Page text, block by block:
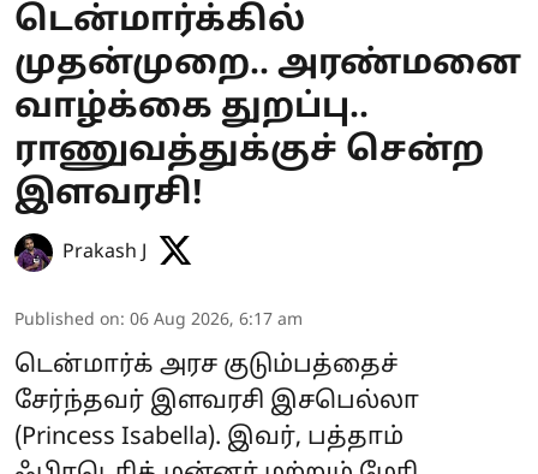
டென்மார்க்கில்
முதன்முறை.. அரண்மனை
வாழ்க்கை துறப்பு..
ராணுவத்துக்குச் சென்ற
இளவரசி!
Prakash J
Published on: 06 Aug 2026, 6:17 am
டென்மார்க் அரச குடும்பத்தைச்
சேர்ந்தவர் இளவரசி இசபெல்லா
(Princess Isabella). இவர், பத்தாம்